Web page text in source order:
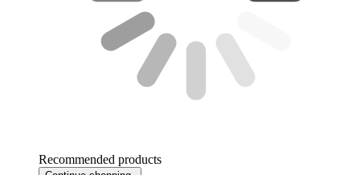
Recommended products